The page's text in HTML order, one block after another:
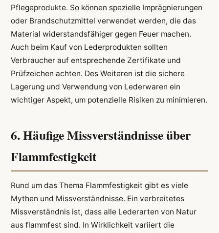
Pflegeprodukte. So können spezielle Imprägnierungen
oder Brandschutzmittel verwendet werden, die das
Material widerstandsfähiger gegen Feuer machen.
Auch beim Kauf von Lederprodukten sollten
Verbraucher auf entsprechende Zertifikate und
Prüfzeichen achten. Des Weiteren ist die sichere
Lagerung und Verwendung von Lederwaren ein
wichtiger Aspekt, um potenzielle Risiken zu minimieren.
6. Häufige Missverständnisse über
Flammfestigkeit
Rund um das Thema Flammfestigkeit gibt es viele
Mythen und Missverständnisse. Ein verbreitetes
Missverständnis ist, dass alle Lederarten von Natur
aus flammfest sind. In Wirklichkeit variiert die